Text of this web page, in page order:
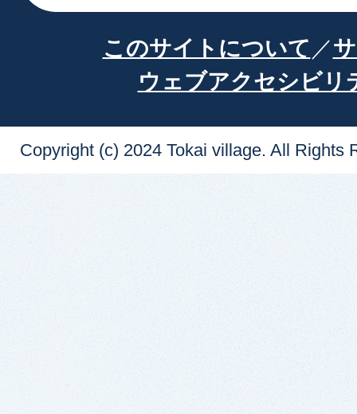
このサイトについて
ウェブアクセシビリ
Copyright (c) 2024 Tokai village. All Rights